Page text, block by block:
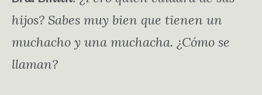
hijos? Sabes muy bien que tienen un
muchacho y una muchacha. ¿Cómo se
llaman?